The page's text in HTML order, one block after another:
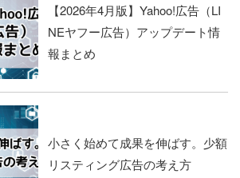
【2026年4月版】Yahoo!広告（LI
NEヤフー広告）アップデート情
報まとめ
小さく始めて成果を伸ばす。少額
リスティング広告の考え方